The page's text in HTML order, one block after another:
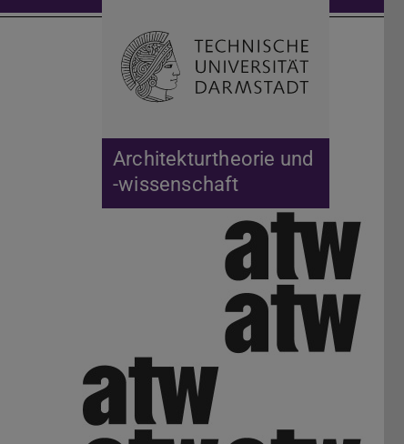
Architekturtheorie und
-wissenschaft
Suche öffnen